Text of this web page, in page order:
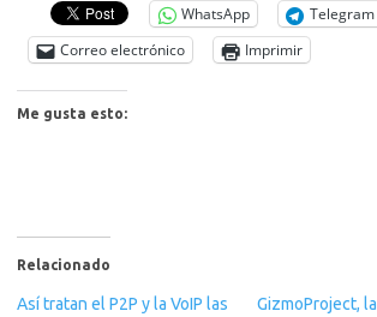
WhatsApp
Telegram
Correo electrónico
Imprimir
Me gusta esto:
Relacionado
Así tratan el P2P y la VoIP las
GizmoProject, la